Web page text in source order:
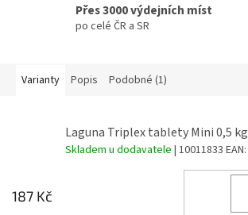
Přes 3000 výdejních míst
po celé ČR a SR
Varianty Popis Podobné (1)
Laguna Triplex tablety Mini 0,5 kg
Skladem u dodavatele | 10011833 EAN:
187 Kč